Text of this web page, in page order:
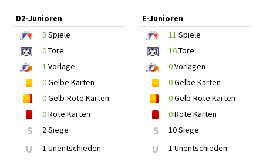
D2-Junioren
3 Spiele
0Tore
1 Vorlage
0Gelbe Karten
0Gelb-Rote Karten
0Rote Karten
S 2 Siege
U 1 Unentschieden
E-Junioren
11 Spiele
16Tore
0Vorlagen
0Gelbe Karten
0Gelb-Rote Karten
0Rote Karten
S 10 Siege
U 1 Unentschieden